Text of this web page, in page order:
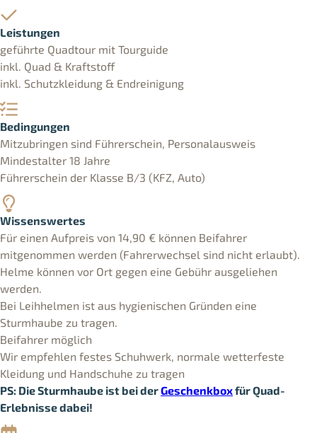
Leistungen
geführte Quadtour mit Tourguide
inkl. Quad & Kraftstoff
inkl. Schutzkleidung & Endreinigung
Bedingungen
Mitzubringen sind Führerschein, Personalausweis
Mindestalter 18 Jahre
Führerschein der Klasse B/3 (KFZ, Auto)
Wissenswertes
Für einen Aufpreis von 14,90 € können Beifahrer
mitgenommen werden (Fahrerwechsel sind nicht erlaubt).
Helme können vor Ort gegen eine Gebühr ausgeliehen
werden.
Bei Leihhelmen ist aus hygienischen Gründen eine
Sturmhaube zu tragen.
Beifahrer möglich
Wir empfehlen festes Schuhwerk, normale wetterfeste
Kleidung und Handschuhe zu tragen
PS: Die Sturmhaube ist bei derGeschenkboxfür Quad-
Erlebnisse dabei!